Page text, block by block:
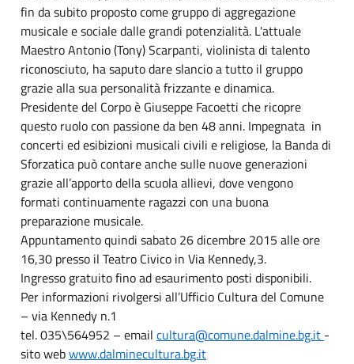
fin da subito proposto come gruppo di aggregazione
musicale e sociale dalle grandi potenzialità. L'attuale
Maestro Antonio (Tony) Scarpanti, violinista di talento
riconosciuto, ha saputo dare slancio a tutto il gruppo
grazie alla sua personalità frizzante e dinamica.
Presidente del Corpo è Giuseppe Facoetti che ricopre
questo ruolo con passione da ben 48 anni. Impegnata in
concerti ed esibizioni musicali civili e religiose, la Banda di
Sforzatica può contare anche sulle nuove generazioni
grazie all’apporto della scuola allievi, dove vengono
formati continuamente ragazzi con una buona
preparazione musicale.
Appuntamento quindi sabato 26 dicembre 2015 alle ore
16,30 presso il Teatro Civico in Via Kennedy,3.
Ingresso gratuito fino ad esaurimento posti disponibili.
Per informazioni rivolgersi all’Ufficio Cultura del Comune
– via Kennedy n.1
tel. 035\564952 – email cultura@comune.dalmine.bg.it -
sito webwww.dalminecultura.bg.it